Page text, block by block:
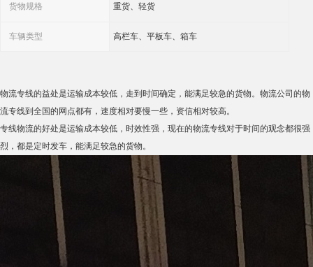
货物规格 重货、轻货
车辆类型 高栏车、平板车、箱车
物流专线的益处是运输成本较低，走到时间确定，能满足较急的货物。物流公司的物
流专线到全国的网点都有，速度相对要慢一些，资信相对较高。
专线物流的好处是运输成本较低，时效性强，现在的物流专线对于时间的观念都很强
烈，都是定时发车，能满足较急的货物。